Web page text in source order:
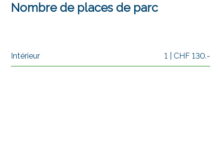
Nombre de places de parc
Intérieur 1 | CHF 130.-